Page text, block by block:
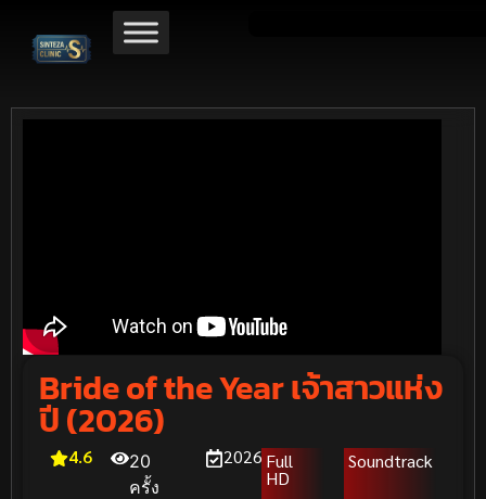
Bride of the Year เจ้าสาวแห่ง
ปี (2026)
4.6
20
ครั้ง
2026Full
HD
Soundtrack